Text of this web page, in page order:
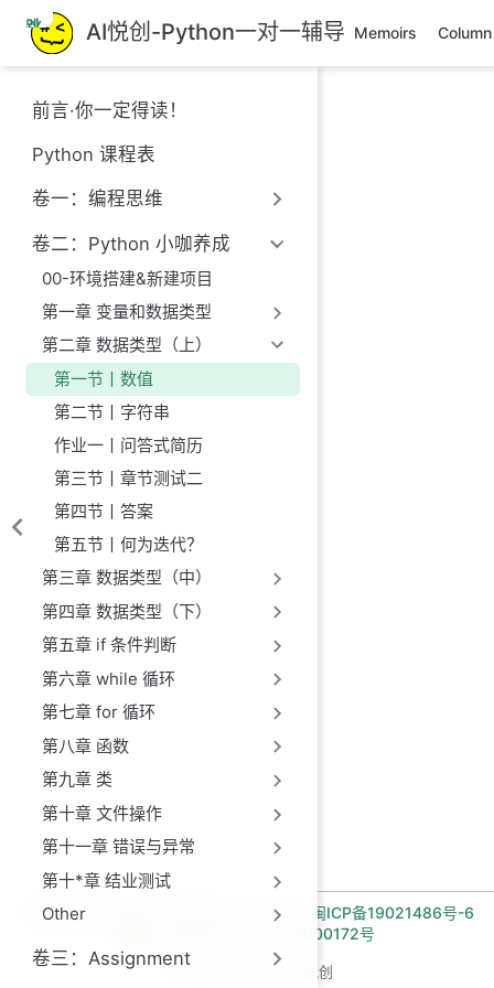
跳
至
主
要
內
AI悦创-Python一对一辅导 Memoirs Column
前言·你一定得读！
Python 课程表
卷一：编程思维
卷二：Python 小咖养成
00-环境搭建&新建项目
第一章 变量和数据类型
第二章 数据类型（上）
第一节丨数值
第二节丨字符串
作业一丨问答式简历
第三节丨章节测试二
第四节丨答案
第五节丨何为迭代？
第三章 数据类型（中）
第四章 数据类型（下）
第五章 if 条件判断
第六章 while 循环
第七章 for 循环
第八章 函数
第九章 类
第十章 文件操作
第十一章 错误与异常
第十*章 结业测试
Other
卷三：Assignment
长期招收编程一对一学员!微信:Jiabcdefh,
闽ICP备19021486号-6
闽公网安备 35030502000172号
Copyright © 2026 AI悦创